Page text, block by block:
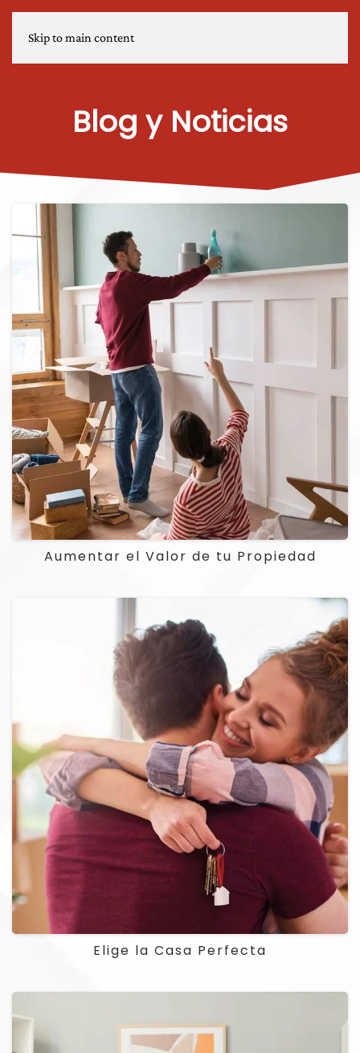
Skip to main content
Blog y Noticias
Aumentar el Valor de tu Propiedad
Elige la Casa Perfecta